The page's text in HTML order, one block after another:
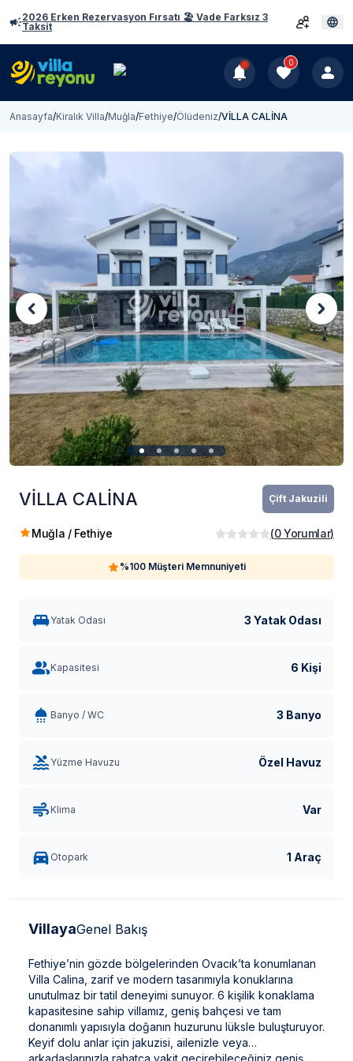
2026 Erken Rezervasyon Fırsatı 🏖️ Vade Farksız 3
Taksit
0
Anasayfa/Kiralık Villa/Muğla/Fethiye/Ölüdeniz/VİLLA CALİNA
VİLLA CALİNA Çift Jakuzili
Muğla / Fethiye (0 Yorumlar)
%100 Müşteri Memnuniyeti
Yatak Odası 3 Yatak Odası
Kapasitesi 6 Kişi
Banyo / WC 3 Banyo
Yüzme Havuzu Özel Havuz
Klima Var
Otopark 1 Araç
VillayaGenel Bakış
Fethiye’nin gözde bölgelerinden Ovacık’ta konumlanan
Villa Calina, zarif ve modern tasarımıyla konuklarına
unutulmaz bir tatil deneyimi sunuyor. 6 kişilik konaklama
kapasitesine sahip villamız, geniş bahçesi ve tam
donanımlı yapısıyla doğanın huzurunu lüksle buluşturuyor.
Keyif dolu anlar için jakuzisi, ailenizle veya
arkadaşlarınızla rahatça vakit geçirebileceğiniz geniş